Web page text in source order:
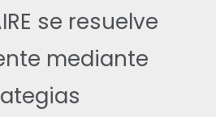
se resuelve
mediante